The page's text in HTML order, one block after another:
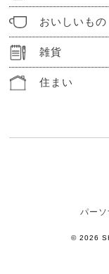
おいしいもの
雑貨
住まい
パー
© 2026